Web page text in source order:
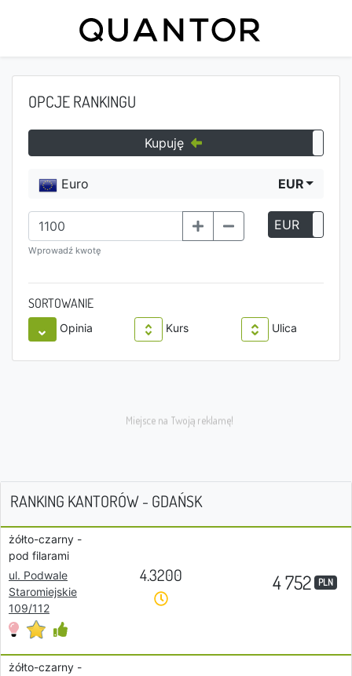
OPCJE RANKINGU
Kupuję
Euro EUR
Wprowadź kwotę
EUR
SORTOWANIE
Opinia Kurs Ulica
RANKING KANTORÓW - GDAŃSK
żółto-czarny -
pod filarami
ul. Podwale
Staromiejskie
109/112
4.3200 4 752 PLN
żółto-czarny -